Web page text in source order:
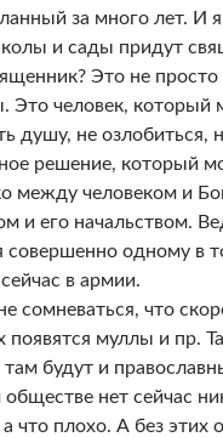
за много лет. И
и сады придут
Это не
Это человек, который
душу, не озлобиться,
решение, который
между человеком и
и его начальством.
совершенно одному в
в армии.
сомневаться, что
появятся муллы и пр.
там будут и
нет сейчас
что плохо. А без этих